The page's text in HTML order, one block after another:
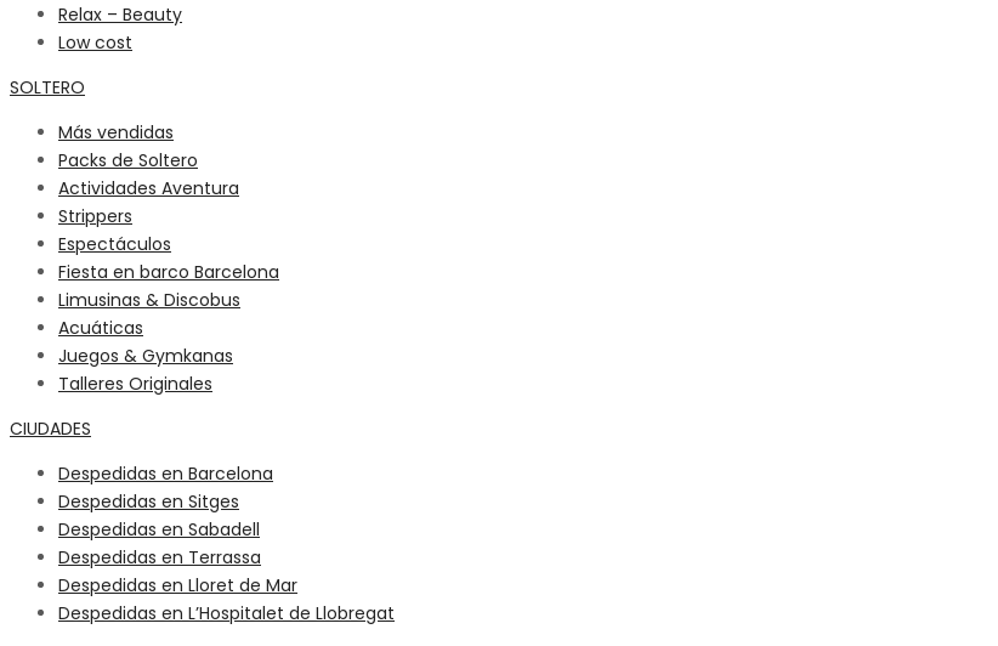
Relax – Beauty
Low cost
SOLTERO
Más vendidas
Packs de Soltero
Actividades Aventura
Strippers
Espectáculos
Fiesta en barco Barcelona
Limusinas & Discobus
Acuáticas
Juegos & Gymkanas
Talleres Originales
CIUDADES
Despedidas en Barcelona
Despedidas en Sitges
Despedidas en Sabadell
Despedidas en Terrassa
Despedidas en Lloret de Mar
Despedidas en L’Hospitalet de Llobregat